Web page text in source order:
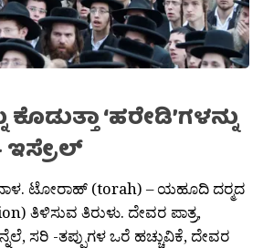
ಕೊಡುತ್ತಾ ‘ಹರೇಡಿ’ಗಳನ್ನು
ಇಸ್ರೇಲ್
ಟೋರಾಹ್ (torah) – ಯಹೂದಿ ದರ‍್ಮದ
ತಿಳಿಸುವ ತಿರುಳು. ದೇವರ ಪಾತ್ರ,
ಸರಿ -ತಪ್ಪುಗಳ ಒರೆ ಹಚ್ಚುವಿಕೆ, ದೇವರ